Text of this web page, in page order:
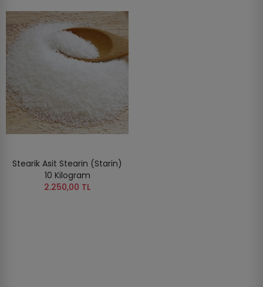
Stearik Asit Stearin (Starin)
10 Kilogram
2.250,00 TL